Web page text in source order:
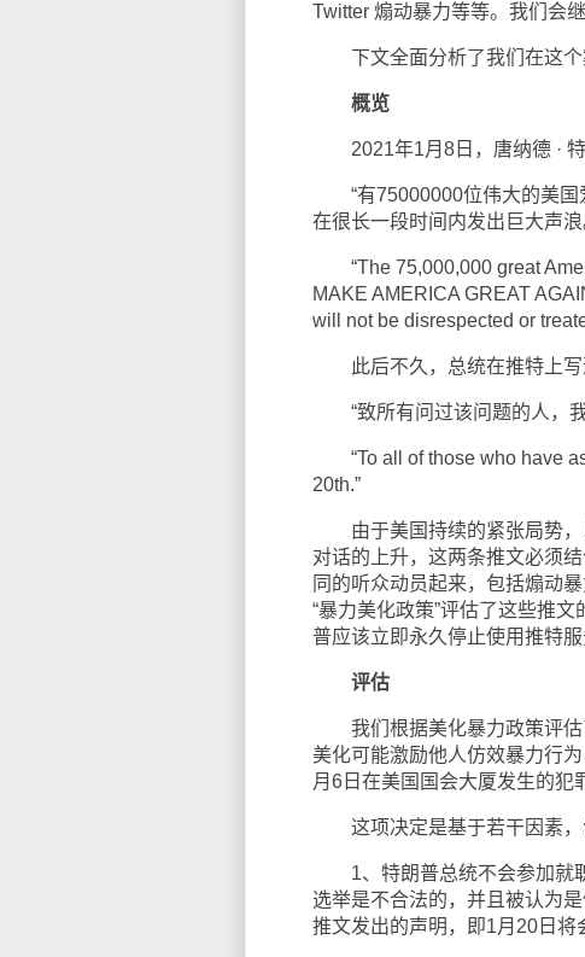
Twitter 煽动暴力等等。我们会
下文全面分析了我们在这个
概览
2021年1月8日，唐纳德 · 特
“有75000000位伟大的美国
在很长一段时间内发出巨大声
“The 75,000,000 great
MAKE AMERICA GREAT
will not be disrespected or
此后不久，总统在推特上写
“致所有问过该问题的人，我
“To all of those who have
20th.”
由于美国持续的紧张局势，
对话的上升，这两条推文必须
同的听众动员起来，包括煽动
“暴力美化政策”评估了这些推
普应该立即永久停止使用推特服
评估
我们根据美化暴力政策评估
美化可能激励他人仿效暴力行
月6日在美国国会大厦发生的犯
这项决定是基于若干因素，
1、特朗普总统不会参加就职
选举是不合法的，并且被认为
推文发出的声明，即1月20日将